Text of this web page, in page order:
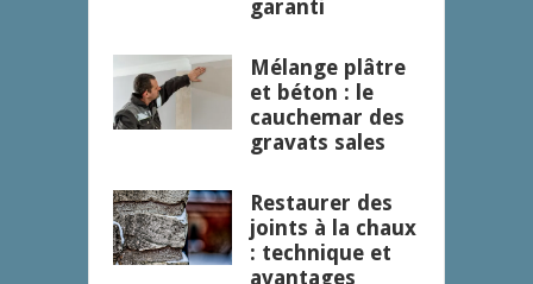
garanti
Mélange plâtre
et béton : le
cauchemar des
gravats sales
Restaurer des
joints à la chaux
: technique et
avantages